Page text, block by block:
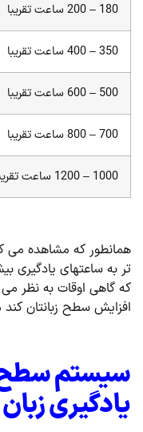
180 – 200 ساعت تقریبا
350 – 400 ساعت تقریبا
500 – 600 ساعت تقریبا
700 – 800 ساعت تقریبا
1000 – 1200 ساعت تقریبا
همانطور که مشاهده می
تر به ساعتهای یادگیری
که گاهی اوقات به نظر
افزایش سطح زبانتان
سیستم
یادگیری